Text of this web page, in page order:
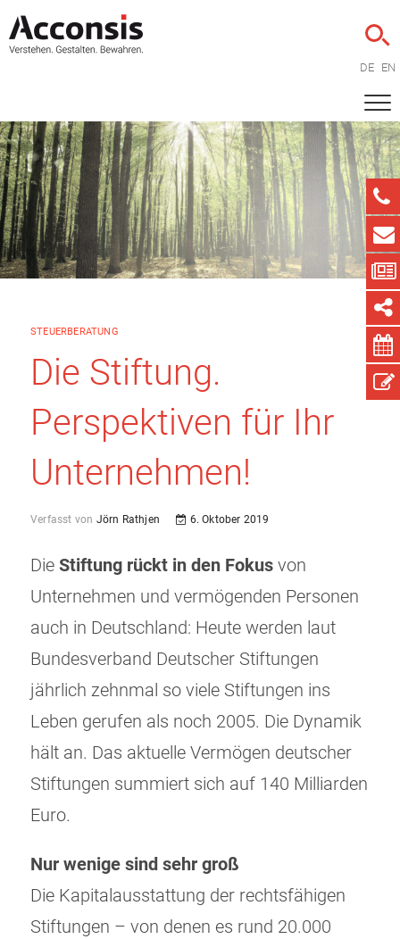
DE EN
STEUERBERATUNG
Die Stiftung.
Perspektiven für Ihr
Unternehmen!
Verfasst von Jörn Rathjen 6. Oktober 2019
Die Stiftung rückt in den Fokus von
Unternehmen und vermögenden Personen
auch in Deutschland: Heute werden laut
Bundesverband Deutscher Stiftungen
jährlich zehnmal so viele Stiftungen ins
Leben gerufen als noch 2005. Die Dynamik
hält an. Das aktuelle Vermögen deutscher
Stiftungen summiert sich auf 140 Milliarden
Euro.
Nur wenige sind sehr groß
Die Kapitalausstattung der rechtsfähigen
Stiftungen – von denen es rund 20.000